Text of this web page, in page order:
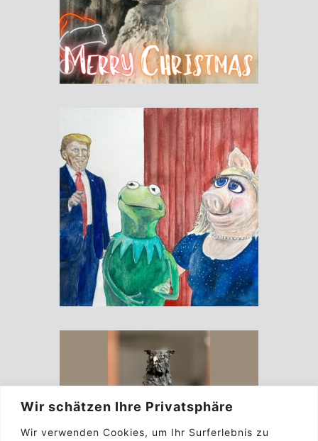
Wir schätzen Ihre Privatsphäre
Wir verwenden Cookies, um Ihr Surferlebnis zu